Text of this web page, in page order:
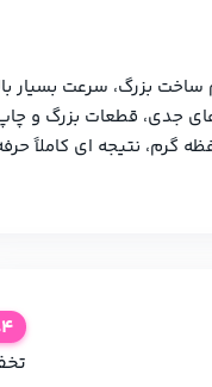
بزرگ، سرعت بسیار
جدی، قطعات بزرگ و
گرم، نتیجه‌ ای کاملاً